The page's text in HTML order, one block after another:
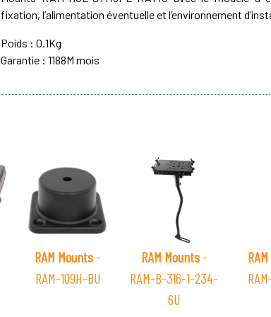
fixation, l’alimentation éventuelle et l’environnement
Poids : 0.1Kg
Garantie : 1188M mois
RAM Mounts-
RAM-109H-BU
RAM Mounts-
RAM-B-316-1-234-
6U